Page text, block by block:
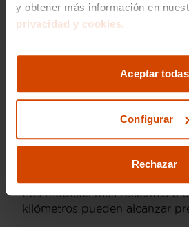
y obtener más información en
privacidad y cookies.
Aceptar todas
Configurar
Rechazar
Seat León de
mano en
El Seat León es uno de los
mano gracias a su diseño
buen rendimiento en
mano suele situarse
, dependiendo
Los modelos más recientes o
kilómetros pueden alcanzar